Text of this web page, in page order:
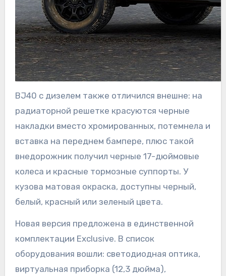
BJ40 с дизелем также отличился внешне: на
радиаторной решетке красуются черные
накладки вместо хромированных, потемнела и
вставка на переднем бампере, плюс такой
внедорожник получил черные 17-дюймовые
колеса и красные тормозные суппорты. У
кузова матовая окраска, доступны черный,
белый, красный или зеленый цвета.
Новая версия предложена в единственной
комплектации Exclusive. В список
оборудования вошли: светодиодная оптика,
виртуальная приборка (12,3 дюйма),